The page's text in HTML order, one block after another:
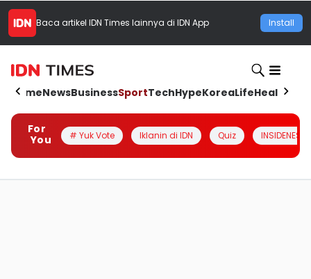
Baca artikel IDN Times lainnya di IDN App Install
HomeNewsBusinessSportTechHypeKoreaLifeHealth
For
You
# Yuk Vote Iklanin di IDN Quiz INSIDENESIA